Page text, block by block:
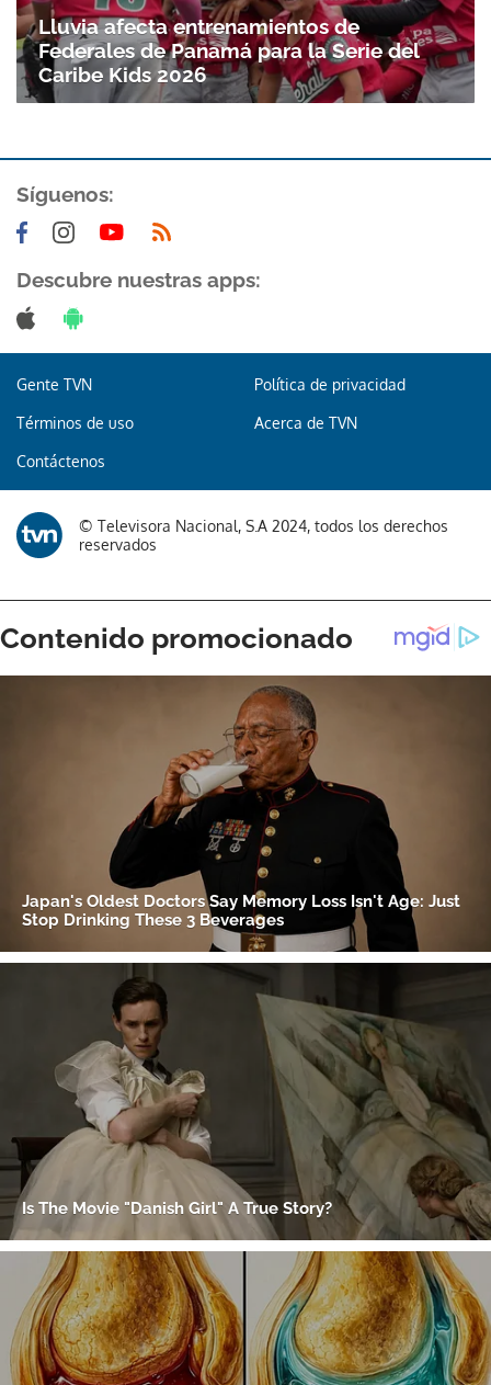
Lluvia afecta entrenamientos de
Federales de Panamá para la Serie del
Caribe Kids 2026
Síguenos:
Descubre nuestras apps:
Gente TVN Política de privacidad
Términos de uso Acerca de TVN
Contáctenos
© Televisora Nacional, S.A 2024, todos los derechos
reservados